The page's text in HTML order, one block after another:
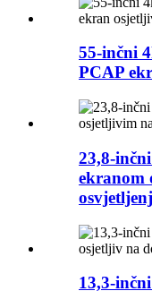
55-inčni
PCAP
23,8-
ekranom
13,3-